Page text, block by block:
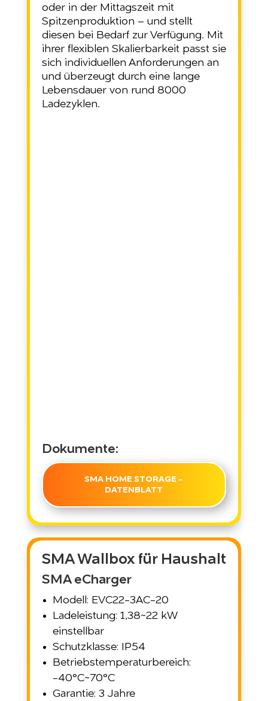
oder in der Mittagszeit mit
Spitzenproduktion – und stellt
diesen bei Bedarf zur Verfügung. Mit
ihrer flexiblen Skalierbarkeit passt sie
sich individuellen Anforderungen an
und überzeugt durch eine lange
Lebensdauer von rund 8000
Ladezyklen.
Dokumente:
SMA HOME STORAGE -
DATENBLATT
SMA Wallbox für Haushalt
SMA eCharger
Modell: EVC22-3AC-20
Ladeleistung: 1,38~22 kW
einstellbar
Schutzklasse: IP54
Betriebstemperaturbereich:
-40°C~70°C
Garantie: 3 Jahre